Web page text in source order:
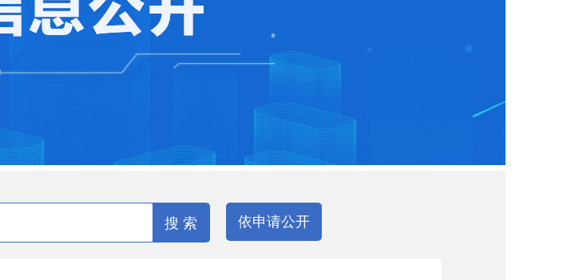
搜 索 依申请公开